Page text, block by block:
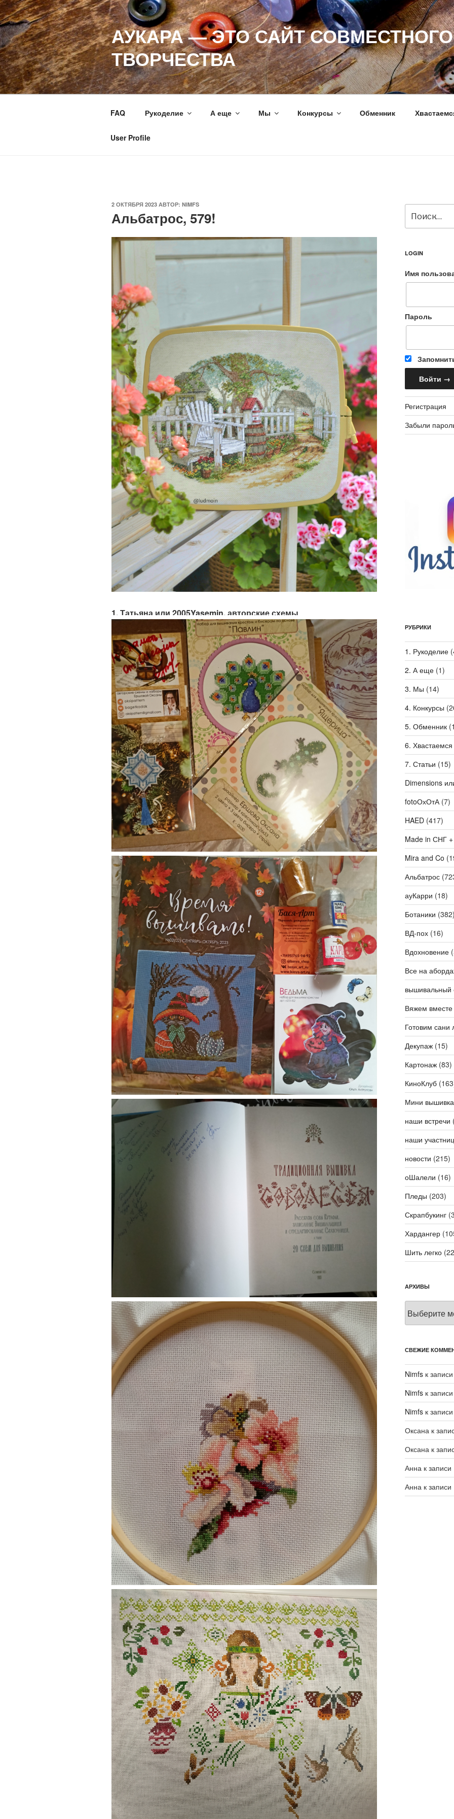
Перейти
к
содержимому
АУКАРА — ЭТО САЙТ СОВМЕСТНОГО
ТВОРЧЕСТВА
FAQ Рукоделие А еще Мы Конкурсы Обменник
User Profile
ОПУБЛИКОВАНО
2 ОКТЯБРЯ 2023 АВТОР: NIMFS
Альбатрос, 579!
1. Татьяна или 2005Yasemin, авторские схемы
LOGIN
Имя
Пароль
Регистрация
Забыли
РУБРИКИ
1. Рукоделие
2. А еще(1)
3. Мы (14)
4. Конкурсы
5. Обменник
6. Хвастаемся
7. Статьи (15)
Dimensions
fotoОхОтА(7)
HAED(417)
Made in СНГ
Mira and Co
Альбатрос
ауКарри (18)
Ботаники
ВД-пох(16)
Вдохновение
Все на
вышивальный
Вяжем вместе
Готовим сани
Декупаж(15)
Картонаж(83)
КиноКлуб
Мини вышивка
наши встречи
наши
новости (215)
оШалели (16)
Пледы (203)
Скрапбукинг
Хардангер
Шить легко
АРХИВЫ
СВЕЖИЕ
Nimfsк
Nimfsк
Nimfsк
Оксанак
Оксанак
Аннак записи
Аннак записи